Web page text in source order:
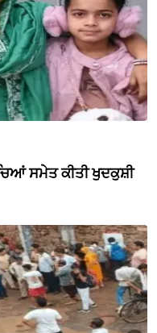
ਸਮੇਤ ਕੀਤੀ ਖੁਦਕੁਸ਼ੀ